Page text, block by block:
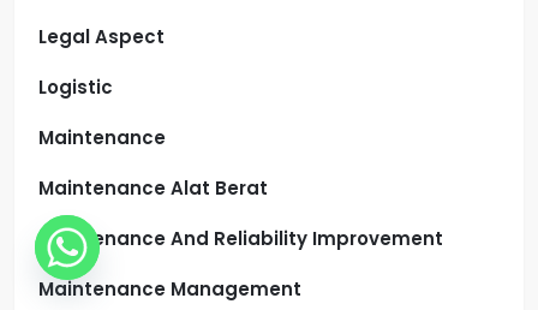
Legal Aspect
Logistic
Maintenance
Maintenance Alat Berat
Maintenance And Reliability Improvement
Maintenance Management